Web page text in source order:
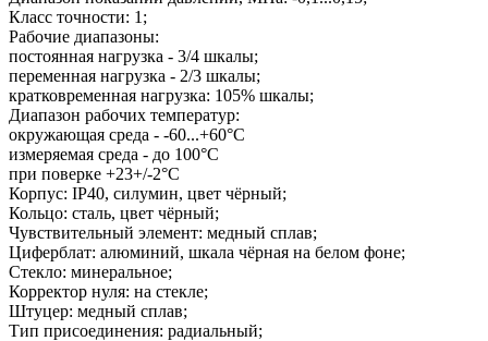
Класс точности: 1;
Рабочие диапазоны:
постоянная нагрузка - 3/4 шкалы;
переменная нагрузка - 2/3 шкалы;
кратковременная нагрузка: 105% шкалы;
Диапазон рабочих температур:
окружающая среда - -60...+60°С
измеряемая среда - до 100°С
при поверке +23+/-2°С
Корпус: IP40, силумин, цвет чёрный;
Кольцо: сталь, цвет чёрный;
Чувствительный элемент: медный сплав;
Циферблат: алюминий, шкала чёрная на белом фоне;
Стекло: минеральное;
Корректор нуля: на стекле;
Штуцер: медный сплав;
Тип присоединения: радиальный;